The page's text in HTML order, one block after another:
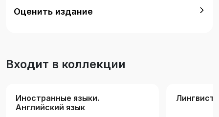
критического мышления, а также развивает и
совершенствует навыки анализа текста с
Оценить издание
Входит в коллекции
Иностранные языки.
Английский язык